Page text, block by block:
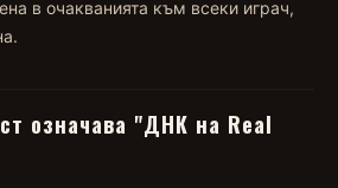
в очакванията към всеки играч,
означава "ДНК на Real